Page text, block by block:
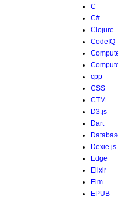
C
C#
Clojure
CodeIQ
cpp
CSS
CTM
D3.js
Dart
Dexie.js
Edge
Elixir
Elm
EPUB